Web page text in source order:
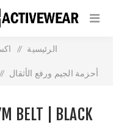
الرئيسية /
أحزمة الجيم ورفع الأثقال /
BELT | BLACK